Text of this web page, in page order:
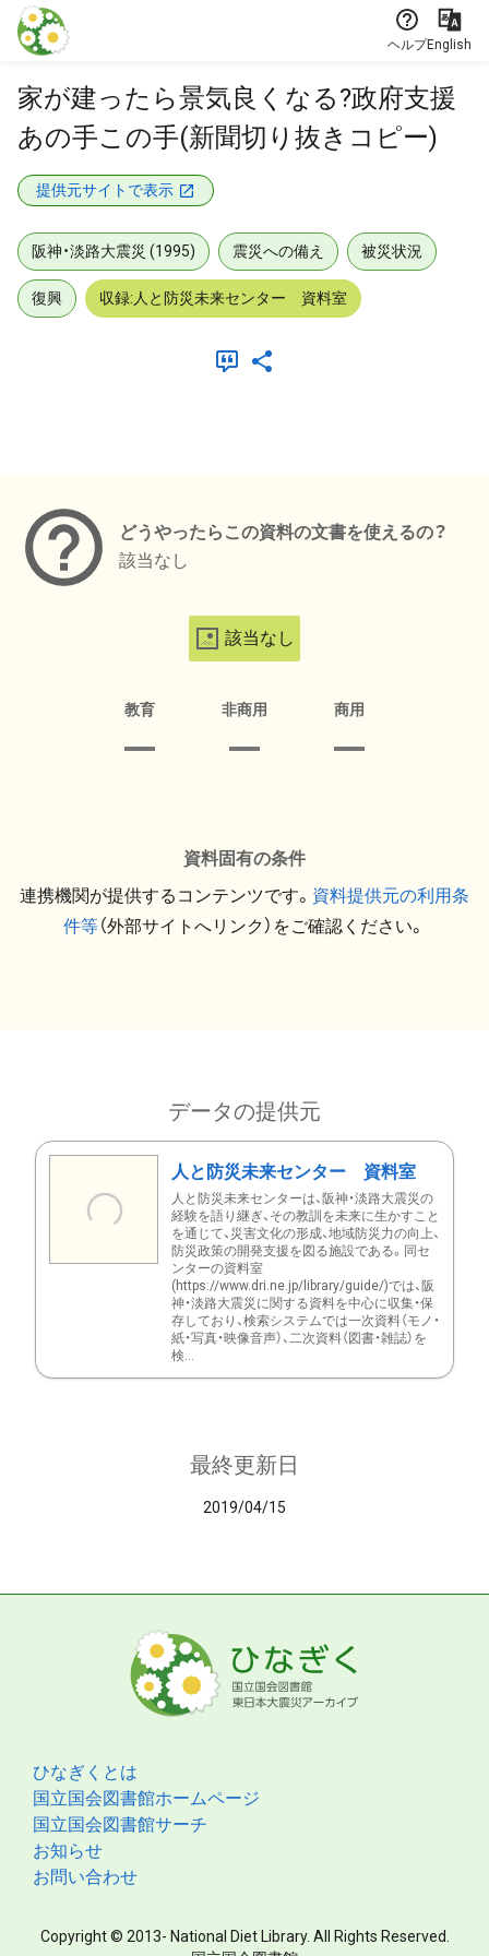
本文に飛ぶ
ヘルプEnglish
家が建ったら景気良くなる?政府支援
あの手この手(新聞切り抜きコピー)
提供元サイトで表示
阪神・淡路大震災 (1995) 震災への備え 被災状況
復興 収録:人と防災未来センター 資料室
どうやったらこの資料の文書を使えるの？
該当なし
該当なし
教育 非商用 商用
資料固有の条件
連携機関が提供するコンテンツです。 資料提供元の利用条
件等（外部サイトへリンク）をご確認ください。
データの提供元
人と防災未来センター 資料室
人と防災未来センターは、阪神・淡路大震災の
経験を語り継ぎ、その教訓を未来に生かすこと
を通じて、災害文化の形成、地域防災力の向上、
防災政策の開発支援を図る施設である。同セ
ンターの資料室
(https://www.dri.ne.jp/library/guide/)では、阪
神・淡路大震災に関する資料を中心に収集・保
存しており、検索システムでは一次資料（モノ・
紙・写真・映像音声）、二次資料（図書・雑誌）を
検...
最終更新日
2019/04/15
ひなぎくとは
国立国会図書館ホームページ
国立国会図書館サーチ
お知らせ
お問い合わせ
Copyright © 2013- National Diet Library. All Rights Reserved.